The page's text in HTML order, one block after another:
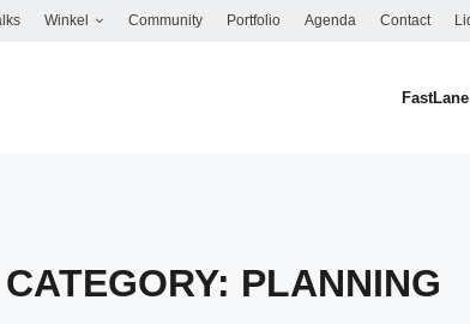
Winkel Community Portfolio Agenda Contact
PLANNING